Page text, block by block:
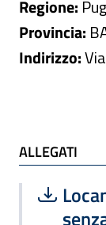
Regione:
Provincia:
Indirizzo:
ALLEGATI
ALLEGATI
Scarica